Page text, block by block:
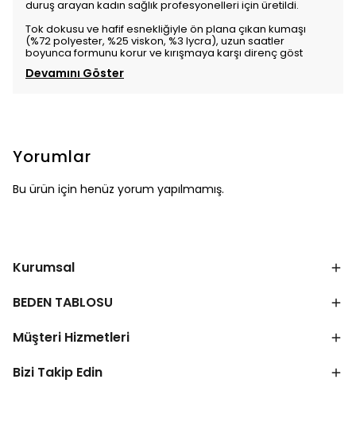
duruş arayan kadın sağlık profesyonelleri için üretildi.
Tok dokusu ve hafif esnekliğiyle ön plana çıkan kumaşı
(%72 polyester, %25 viskon, %3 lycra), uzun saatler
boyunca formunu korur ve kırışmaya karşı direnç göst
Devamını Göster
Yorumlar
Bu ürün için henüz yorum yapılmamış.
Kurumsal
BEDEN TABLOSU
Müşteri Hizmetleri
Bizi Takip Edin